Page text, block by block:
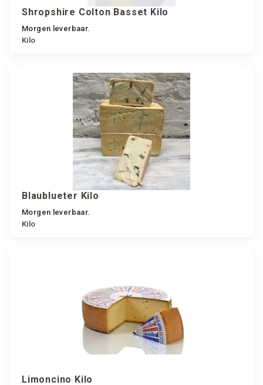
Shropshire Colton Basset Kilo
Morgen leverbaar.
Kilo
Blaublueter Kilo
Morgen leverbaar.
Kilo
Limoncino Kilo